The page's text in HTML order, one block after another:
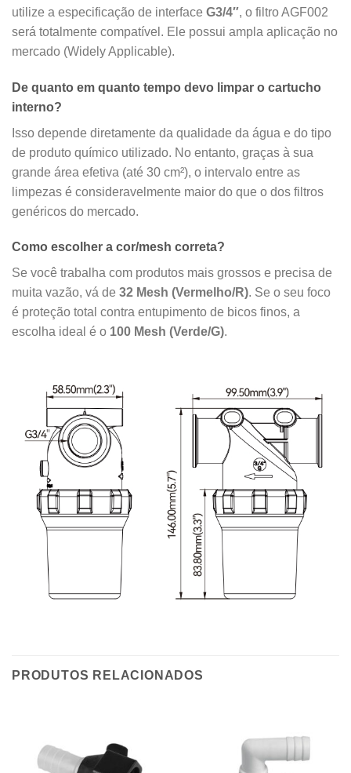
utilize a especificação de interface G3/4″, o filtro AGF002
será totalmente compatível. Ele possui ampla aplicação no
mercado (Widely Applicable).
De quanto em quanto tempo devo limpar o cartucho
interno?
Isso depende diretamente da qualidade da água e do tipo
de produto químico utilizado. No entanto, graças à sua
grande área efetiva (até 30 cm²), o intervalo entre as
limpezas é consideravelmente maior do que o dos filtros
genéricos do mercado.
Como escolher a cor/mesh correta?
Se você trabalha com produtos mais grossos e precisa de
muita vazão, vá de 32 Mesh (Vermelho/R). Se o seu foco
é proteção total contra entupimento de bicos finos, a
escolha ideal é o 100 Mesh (Verde/G).
PRODUTOS RELACIONADOS